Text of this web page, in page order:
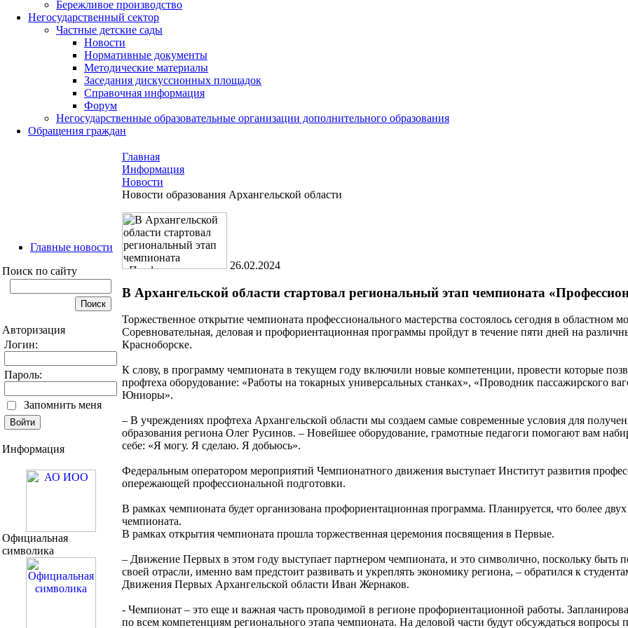
Бережливое производство
Негосударственный сектор
Частные детские сады
Новости
Нормативные документы
Методические материалы
Заседания дискуссионных площадок
Справочная информация
Форум
Негосударственные образовательные организации дополнительного образования
Обращения граждан
Главные новости
Поиск по сайту
Авторизация
Логин:
Пароль:
Запомнить меня
Информация
Официальная
символика
Главная
Информация
Новости
Новости образования Архангельской области
26.02.2024
В Архангельской области стартовал региональный этап чемпионата
Торжественное открытие чемпионата профессионального мастерства состоялось сегодня в областном
Соревновательная, деловая и профориентационная программы пройдут в течение пяти дней на
Красноборске.
К слову, в программу чемпионата в текущем году включили новые компетенции, провести которые
профтеха оборудование: «Работы на токарных универсальных станках», «Проводник пассажирского
Юниоры».
– В учреждениях профтеха Архангельской области мы создаем самые современные условия для
образования региона Олег Русинов. – Новейшее оборудование, грамотные педагоги помогают вам
себе: «Я могу. Я сделаю. Я добьюсь».
Федеральным оператором мероприятий Чемпионатного движения выступает Институт развития
опережающей профессиональной подготовки.
В рамках чемпионата будет организована профориентационная программа. Планируется, что более
чемпионата.
В рамках открытия чемпионата прошла торжественная церемония посвящения в Первые.
– Движение Первых в этом году выступает партнером чемпионата, и это символично, поскольку
своей отрасли, именно вам предстоит развивать и укреплять экономику региона, – обратился к
Движения Первых Архангельской области Иван Жернаков.
- Чемпионат – это еще и важная часть проводимой в регионе профориентационной работы.
по всем компетенциям регионального этапа чемпионата. На деловой части будут обсуждаться